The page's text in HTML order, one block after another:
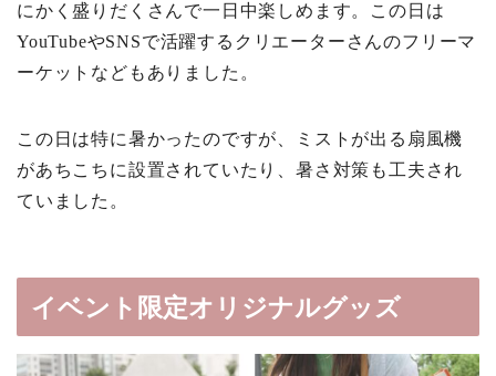
にかく盛りだくさんで一日中楽しめます。この日は
YouTubeやSNSで活躍するクリエーターさんのフリーマ
ーケットなどもありました。
この日は特に暑かったのですが、ミストが出る扇風機
があちこちに設置されていたり、暑さ対策も工夫され
ていました。
イベント限定オリジナルグッズ